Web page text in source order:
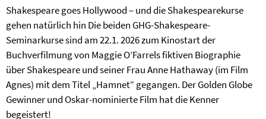
Shakespeare goes Hollywood – und die Shakespearekurse
gehen natürlich hin Die beiden GHG-Shakespeare-
Seminarkurse sind am 22.1. 2026 zum Kinostart der
Buchverfilmung von Maggie O’Farrels fiktiven Biographie
über Shakespeare und seiner Frau Anne Hathaway (im Film
Agnes) mit dem Titel „Hamnet“ gegangen. Der Golden Globe
Gewinner und Oskar-nominierte Film hat die Kenner
begeistert!